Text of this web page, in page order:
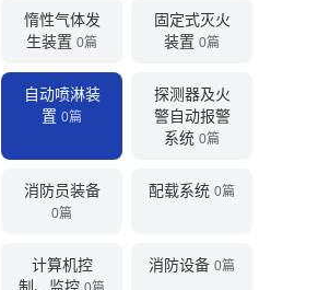
惰性气体发
生装置 0篇
固定式灭火
装置 0篇
自动喷淋装
置 0篇
探测器及火
警自动报警
系统 0篇
消防员装备
0篇
配载系统 0篇
计算机控
消防设备 0篇